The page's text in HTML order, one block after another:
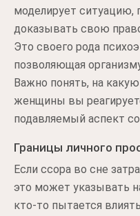
моделирует ситуацию,
доказывать свою
Это своего рода
позволяющая
Важно понять, на
женщины вы
подавляемый аспект
Границы личного
Если ссора во сне
это может указывать
кто-то пытается